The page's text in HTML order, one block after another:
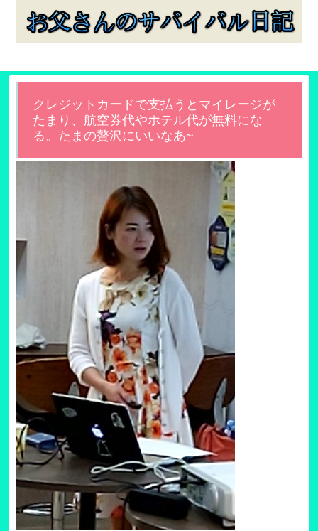
クレジットカードで支払うとマイレージが
たまり、航空券代やホテル代が無料にな
る。たまの贅沢にいいなあ~